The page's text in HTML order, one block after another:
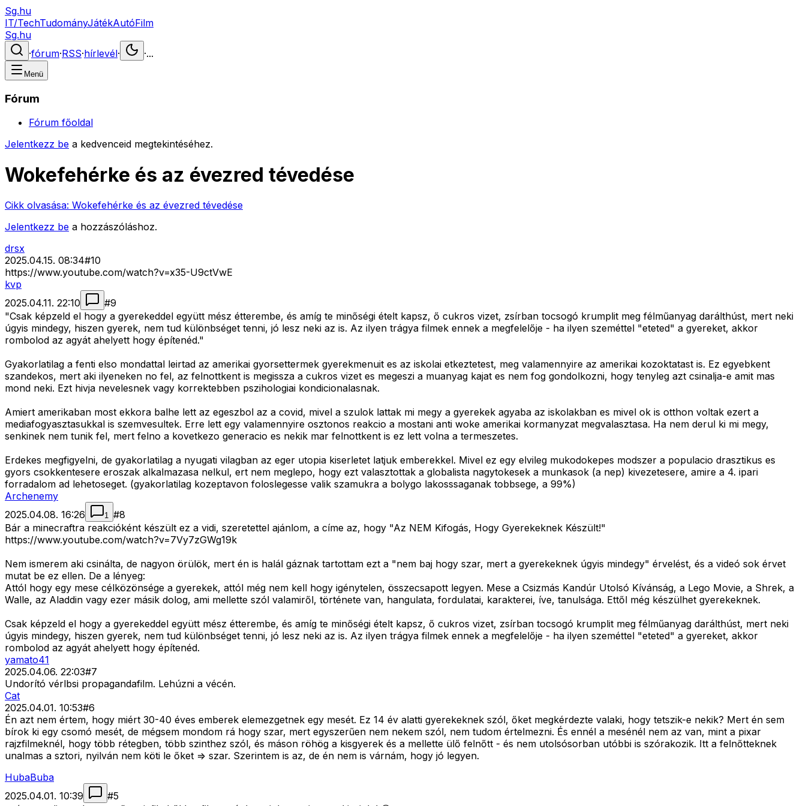
Sg.hu
IT/TechTudományJátékAutóFilm
Sg.hu
·fórum·RSS·hírlevél· ·...
Menü
Fórum
Fórum főoldal
Jelentkezz be a kedvenceid megtekintéséhez.
Wokefehérke és az évezred tévedése
Cikk olvasása: Wokefehérke és az évezred tévedése
Jelentkezz be a hozzászóláshoz.
drsx
2025.04.15. 08:34#10
https://www.youtube.com/watch?v=x35-U9ctVwE
kvp
2025.04.11. 22:10
#9
"Csak képzeld el hogy a gyerekeddel együtt mész étterembe, és amíg te minőségi ételt kapsz, ő cukros vizet, zsírban tocsogó krumplit meg félműanyag darálthúst, mert neki
úgyis mindegy, hiszen gyerek, nem tud különbséget tenni, jó lesz neki az is. Az ilyen trágya filmek ennek a megfelelője - ha ilyen szeméttel "eteted" a gyereket, akkor
rombolod az agyát ahelyett hogy építenéd."
Gyakorlatilag a fenti elso mondattal leirtad az amerikai gyorsettermek gyerekmenuit es az iskolai etkeztetest, meg valamennyire az amerikai kozoktatast is. Ez egyebkent
szandekos, mert aki ilyeneken no fel, az felnottkent is megissza a cukros vizet es megeszi a muanyag kajat es nem fog gondolkozni, hogy tenyleg azt csinalja-e amit mas
mond neki. Ezt hivja nevelesnek vagy korrektebben pszihologiai kondicionalasnak.
Amiert amerikaban most ekkora balhe lett az egeszbol az a covid, mivel a szulok lattak mi megy a gyerekek agyaba az iskolakban es mivel ok is otthon voltak ezert a
mediafogyasztasukkal is szemvesultek. Erre lett egy valamennyire osztonos reakcio a mostani anti woke amerikai kormanyzat megvalasztasa. Ha nem derul ki mi megy,
senkinek nem tunik fel, mert felno a kovetkezo generacio es nekik mar felnottkent is ez lett volna a termeszetes.
Erdekes megfigyelni, de gyakorlatilag a nyugati vilagban az eger utopia kiserletet latjuk emberekkel. Mivel ez egy elvileg mukodokepes modszer a populacio drasztikus es
gyors csokkentesere eroszak alkalmazasa nelkul, ert nem meglepo, hogy ezt valasztottak a globalista nagytokesek a munkasok (a nep) kivezetesere, amire a 4. ipari
forradalom ad lehetoseget. (gyakorlatilag kozeptavon foloslegesse valik szamukra a bolygo lakosssaganak tobbsege, a 99%)
Archenemy
2025.04.08. 16:26
1 #8
Bár a minecraftra reakcióként készült ez a vidi, szeretettel ajánlom, a címe az, hogy "Az NEM Kifogás, Hogy Gyerekeknek Készült!"
https://www.youtube.com/watch?v=7Vy7zGWg19k
Nem ismerem aki csinálta, de nagyon örülök, mert én is halál gáznak tartottam ezt a "nem baj hogy szar, mert a gyerekeknek úgyis mindegy" érvelést, és a videó sok érvet
mutat be ez ellen. De a lényeg:
Attól hogy egy mese célközönsége a gyerekek, attól még nem kell hogy igénytelen, összecsapott legyen. Mese a Csizmás Kandúr Utolsó Kívánság, a Lego Movie, a Shrek, a
Walle, az Aladdin vagy ezer másik dolog, ami mellette szól valamiről, története van, hangulata, fordulatai, karakterei, íve, tanulsága. Ettől még készülhet gyerekeknek.
Csak képzeld el hogy a gyerekeddel együtt mész étterembe, és amíg te minőségi ételt kapsz, ő cukros vizet, zsírban tocsogó krumplit meg félműanyag darálthúst, mert neki
úgyis mindegy, hiszen gyerek, nem tud különbséget tenni, jó lesz neki az is. Az ilyen trágya filmek ennek a megfelelője - ha ilyen szeméttel "eteted" a gyereket, akkor
rombolod az agyát ahelyett hogy építenéd.
yamato41
2025.04.06. 22:03#7
Undorító vérlbsi propagandafilm. Lehúzni a vécén.
Cat
2025.04.01. 10:53#6
Én azt nem értem, hogy miért 30-40 éves emberek elemezgetnek egy mesét. Ez 14 év alatti gyerekeknek szól, őket megkérdezte valaki, hogy tetszik-e nekik? Mert én sem
bírok ki egy csomó mesét, de mégsem mondom rá hogy szar, mert egyszerűen nem nekem szól, nem tudom értelmezni. És ennél a mesénél nem az van, mint a pixar
rajzfilmeknél, hogy több rétegben, több szinthez szól, és máson röhög a kisgyerek és a mellette ülő felnőtt - és nem utolsósorban utóbbi is szórakozik. Itt a felnőtteknek
unalmas a sztori, nyilván nem köti le őket => szar. Szerintem is az, de én nem is várnám, hogy jó legyen.
HubaBuba
2025.04.01. 10:39
#5